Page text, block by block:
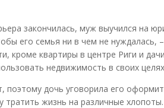
закончилась, муж выучился на
его семья ни в чем не нуждалась,
кроме квартиры в центре Риги и
недвижимость в своих
дочь уговорила его
жизнь на различные